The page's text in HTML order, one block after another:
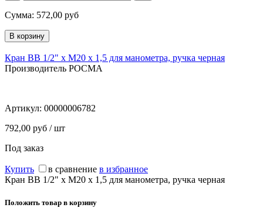
Сумма: 572,00 руб
Кран ВВ 1/2" х М20 х 1,5 для манометра, ручка черная
Производитель РОСМА
Артикул: 00000006782
792,00 руб / шт
Под заказ
Купить в сравнение в избранное
Кран ВВ 1/2" х М20 х 1,5 для манометра, ручка черная
Положить товар в корзину